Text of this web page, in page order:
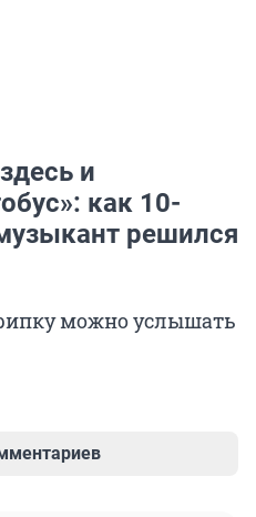
и
как 10-
решился
можно услышать